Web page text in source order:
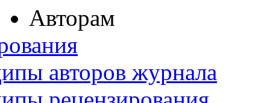
Авторам
авторов журнала